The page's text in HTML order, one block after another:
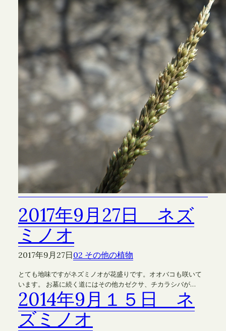
2017年9月27日 ネズ
ミノオ
2017年9月27日02 その他の植物
とても地味ですがネズミノオが花盛りです。オオバコも咲いて
います。 お墓に続く道にはその他カゼクサ、チカラシバが…
2014年9月１５日 ネ
ズミノオ